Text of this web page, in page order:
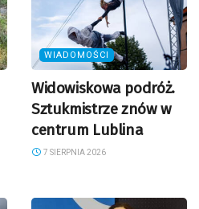
WIADOMOŚCI
Widowiskowa podróż.
Sztukmistrze znów w
centrum Lublina
7 SIERPNIA 2026